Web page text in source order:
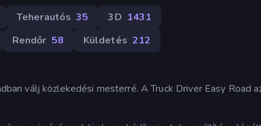
Teherautós 35 3D 1431
Rendőr 58 Küldetés 212
válj közlekedési mesterré. A Truck Driver Easy Road